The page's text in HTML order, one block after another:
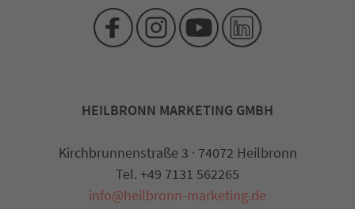
HEILBRONN MARKETING GMBH
Kirchbrunnenstraße 3 · 74072 Heilbronn
Tel. +49 7131 562265
info@heilbronn-marketing.de